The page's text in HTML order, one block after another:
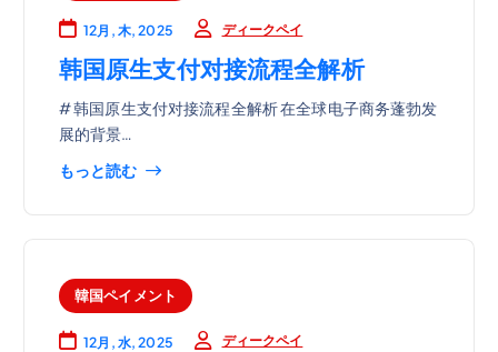
12月, 木, 2025 ディークペイ
韩国原生支付对接流程全解析
# 韩国原生支付对接流程全解析 在全球电子商务蓬勃发
展的背景…
もっと読む
韓国ペイメント
12月, 水, 2025 ディークペイ